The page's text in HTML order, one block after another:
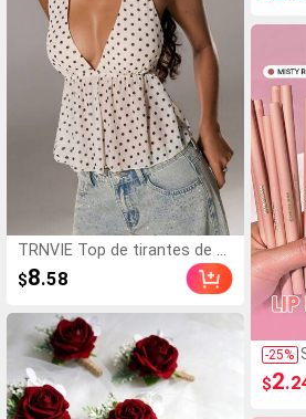
TRNVIE Top de tirantes de m
ujer con escote en V y estam
pado de lunares, estilo elega
$8.58
-25%
$2